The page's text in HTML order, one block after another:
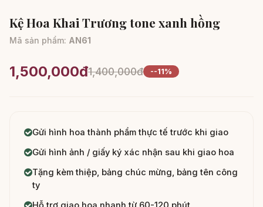
Kệ Hoa Khai Trương tone xanh hồng
Mã sản phẩm: AN61
1,500,000đ1,400,000đ --11%
Gửi hình hoa thành phẩm thực tế trước khi giao
Gửi hình ảnh / giấy ký xác nhận sau khi giao hoa
Tặng kèm thiệp, bảng chúc mừng, bảng tên công
ty